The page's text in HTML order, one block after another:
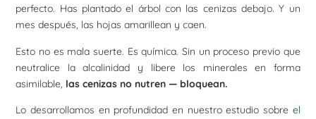
perfecto. Has plantado el árbol con las cenizas debajo. Y un
mes después, las hojas amarillean y caen.
Esto no es mala suerte. Es química. Sin un proceso previo que
neutralice la alcalinidad y libere los minerales en forma
asimilable, las cenizas no nutren — bloquean.
Lo desarrollamos en profundidad en nuestro estudio sobre el